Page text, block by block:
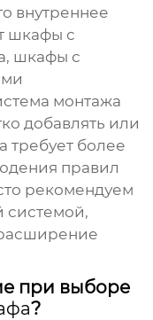
внутреннее
шкафы с
шкафы с
монтажа
добавлять или
требует более
правил
рекомендуем
системой,
при выборе
?